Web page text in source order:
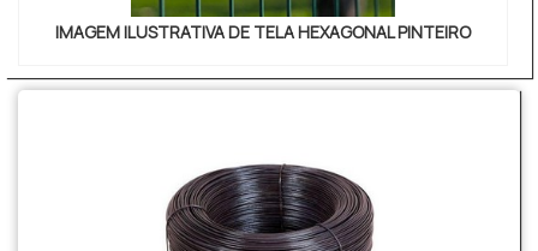
IMAGEM ILUSTRATIVA DE TELA HEXAGONAL PINTEIRO